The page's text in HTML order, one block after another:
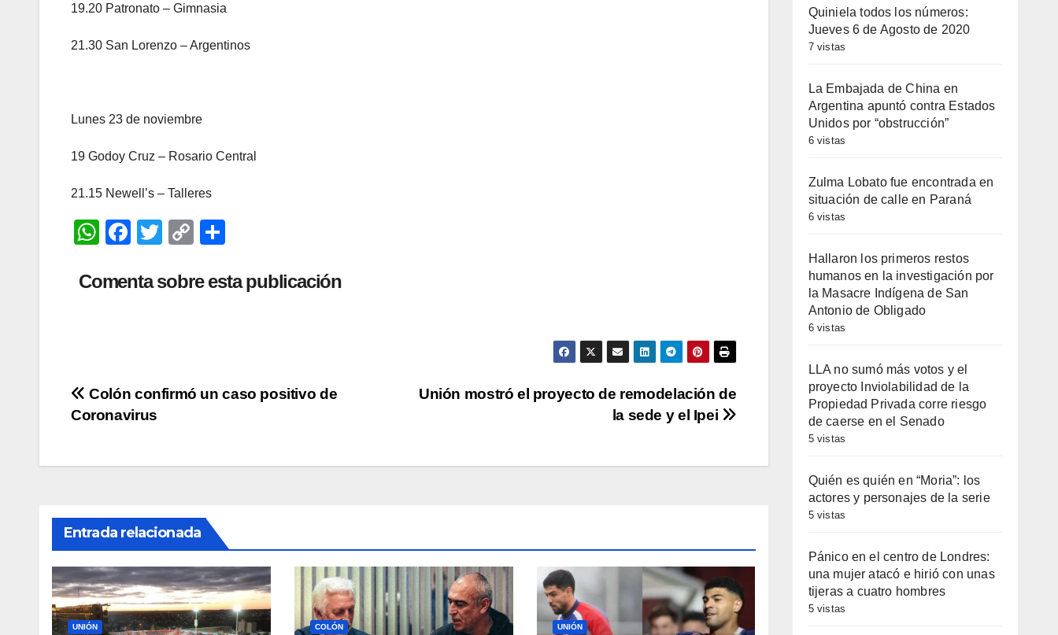
19.20 Patronato – Gimnasia
21.30 San Lorenzo – Argentinos
Lunes 23 de noviembre
19 Godoy Cruz – Rosario Central
21.15 Newell’s – Talleres
W
at
p
F
c
k
T
tt
C
p
k
m
Comenta sobre esta publicación
Navegación
entradas
Unión mostró el proyecto de remodelación de
la sede y el Ipei
Colón confirmó un caso positivo de
Coronavirus
Entrada relacionada
UNIÓN COLÓN UNIÓN
Quiniela todos los números:
Jueves 6 de Agosto de 2020
7 vistas
La Embajada de China en
Argentina apuntó contra Estados
Unidos por “obstrucción”
6 vistas
Zulma Lobato fue encontrada en
situación de calle en Paraná
6 vistas
Hallaron los primeros restos
humanos en la investigación por
la Masacre Indígena de San
Antonio de Obligado
6 vistas
LLA no sumó más votos y el
proyecto Inviolabilidad de la
Propiedad Privada corre riesgo
de caerse en el Senado
5 vistas
Quién es quién en “Moria”: los
actores y personajes de la serie
5 vistas
Pánico en el centro de Londres:
una mujer atacó e hirió con unas
tijeras a cuatro hombres
5 vistas